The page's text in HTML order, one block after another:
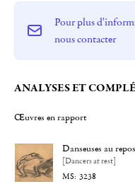
Pour plus
nous contacter
ANALYSES ET
Œuvres en rapport
Danseuses au repos
[Dancers at rest]
3238